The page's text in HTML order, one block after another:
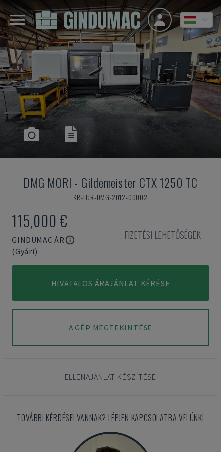
DMG MORI - Gildemeister CTX 1250 TC
KR-TUR-DMG-2012-00002
115,000 €
GINDUMAC ÁR
(Gyári)
FIZETÉSI LEHETŐSÉGEK
HIVATALOS ÁRAJÁNLAT KÉRÉSE
A GÉP MEGTEKINTÉSE
ELLENAJÁNLAT KÉSZÍTÉSE
TOVÁBBI KÉRDÉSEI VANNAK? LÉPJEN KAPCSOLATBA VELÜNK!